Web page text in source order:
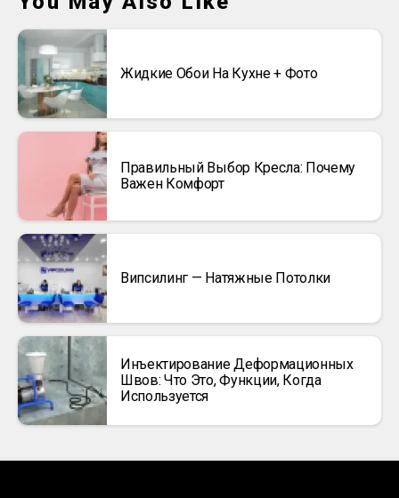
Жидкие Обои На Кухне + Фото
Правильный Выбор Кресла: Почему
Важен Комфорт
Випсилинг — Натяжные Потолки
Инъектирование Деформационных
Швов: Что Это, Функции, Когда
Используется